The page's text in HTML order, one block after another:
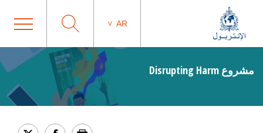
AR
مشروع Disrupting Harm